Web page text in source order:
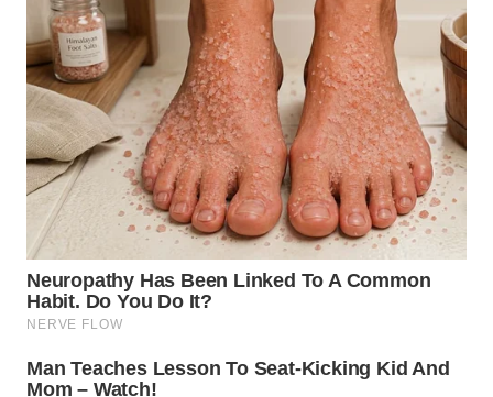
WN
SIMALUNGUN
WN
LABUHANBATU
WN
TAPANULI
TENGAH
WN DELI
SERDANG
WN